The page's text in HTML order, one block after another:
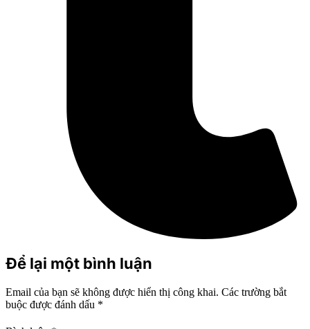
Để lại một bình luận
Email của bạn sẽ không được hiển thị công khai. Các trường bắt
buộc được đánh dấu *